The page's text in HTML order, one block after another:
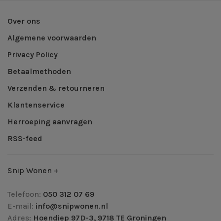
Over ons
Algemene voorwaarden
Privacy Policy
Betaalmethoden
Verzenden & retourneren
Klantenservice
Herroeping aanvragen
RSS-feed
Snip Wonen +
Telefoon: 050 312 07 69
E-mail: info@snipwonen.nl
Adres: Hoendiep 97D-3, 9718 TE Groningen